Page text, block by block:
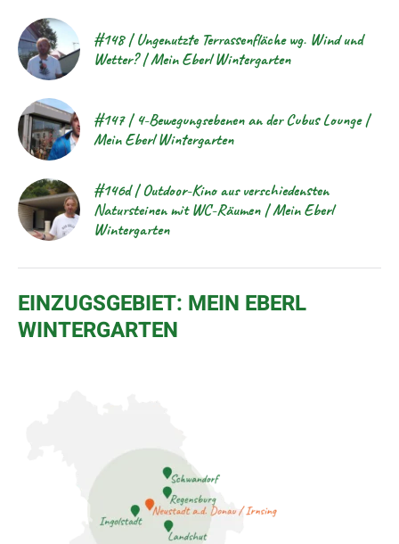
#148 | Ungenutzte Terrassenfläche wg. Wind und
Wetter? | Mein Eberl Wintergarten
#147 | 4-Bewegungsebenen an der Cubus Lounge |
Mein Eberl Wintergarten
#146d | Outdoor-Kino aus verschiedensten
Natursteinen mit WC-Räumen | Mein Eberl
Wintergarten
EINZUGSGEBIET: MEIN EBERL
WINTERGARTEN